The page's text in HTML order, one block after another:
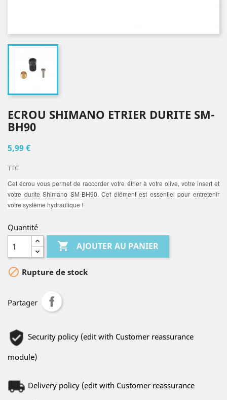
ECROU SHIMANO ETRIER DURITE SM-
BH90
5,99 €
TTC
Cet écrou vous permet de raccorder votre étrier à votre olive, votre insert et
votre durite Shimano SM-BH90. Cet élément est essentiel pour entretenir
votre système hydraulique !
Quantité
 AJOUTER AU PANIER
 Rupture de stock
Partager
Security policy (edit with Customer reassurance
module)
Delivery policy (edit with Customer reassurance